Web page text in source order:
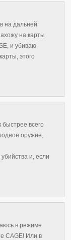
на дальней
на карты
и убиваю
этого
быстрее всего
оружие,
и, если
в режиме
CAGE! Или в